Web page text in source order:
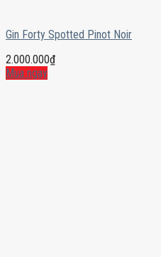
Gin Forty Spotted Pinot Noir
2.000.000₫
Mua ngay